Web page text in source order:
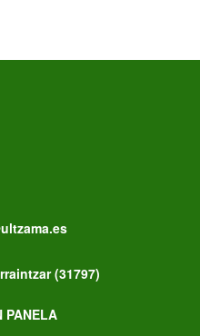
(31797)
PANELA